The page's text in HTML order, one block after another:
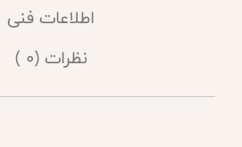
اطلاعات فنی
نظرات (0 )